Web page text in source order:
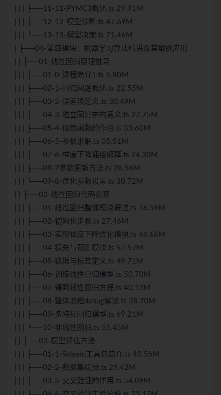
| | | ├──11-11-PYMC3概述.ts 29.91M
| | | ├──12-12-模型诊断.ts 47.69M
| | | └──13-13-模型决策.ts 71.46M
| ├──04-第四模块：机器学习算法精讲及其案例应用
| | ├──01-线性回归原理推导
| | | ├──01-0-课程简介1.ts 5.80M
| | | ├──02-1-回归问题概述.ts 22.55M
| | | ├──03-2-误差项定义.ts 30.49M
| | | ├──04-3-独立同分布的意义.ts 27.75M
| | | ├──05-4-似然函数的作用.ts 33.60M
| | | ├──06-5-参数求解.ts 35.51M
| | | ├──07-6-梯度下降通俗解释.ts 24.30M
| | | ├──08-7参数更新方法.ts 28.56M
| | | └──09-8-优化参数设置.ts 30.72M
| | ├──02-线性回归代码实现
| | | ├──01-线性回归整体模块概述.ts 16.59M
| | | ├──02-初始化步骤.ts 27.46M
| | | ├──03-实现梯度下降优化模块.ts 44.66M
| | | ├──04-损失与预测模块.ts 52.57M
| | | ├──05-数据与标签定义.ts 49.71M
| | | ├──06-训练线性回归模型.ts 50.70M
| | | ├──07-得到线性回归方程.ts 40.13M
| | | ├──08-整体流程debug解读.ts 38.70M
| | | ├──09-多特征回归模型.ts 69.21M
| | | └──10-非线性回归.ts 55.45M
| | ├──03-模型评估方法
| | | ├──01-1-Sklearn工具包简介.ts 40.56M
| | | ├──02-2-数据集切分.ts 29.42M
| | | ├──03-3-交叉验证的作用.ts 54.09M